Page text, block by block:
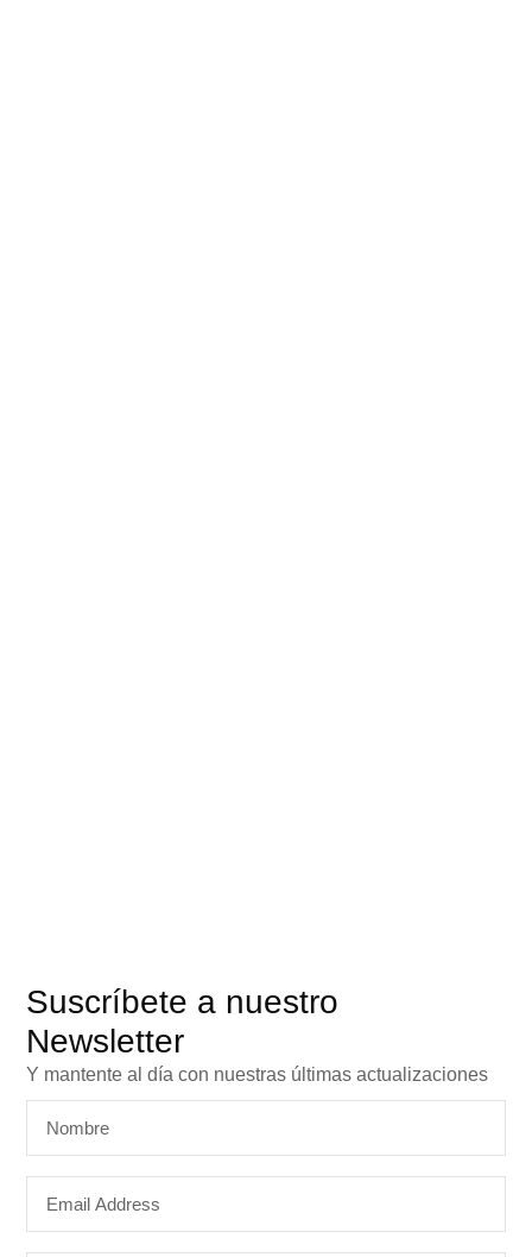
Suscríbete a nuestro
Newsletter
Y mantente al día con nuestras últimas actualizaciones